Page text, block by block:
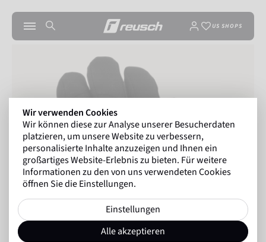
US SHOPS
Wir verwenden Cookies
Wir können diese zur Analyse unserer Besucherdaten
platzieren, um unsere Website zu verbessern,
personalisierte Inhalte anzuzeigen und Ihnen ein
großartiges Website-Erlebnis zu bieten. Für weitere
Informationen zu den von uns verwendeten Cookies
öffnen Sie die Einstellungen.
Einstellungen
Alle akzeptieren